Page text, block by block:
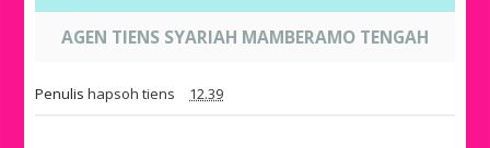
AGEN TIENS SYARIAH MAMBERAMO TENGAH
Penulishapsoh tiens 12.39